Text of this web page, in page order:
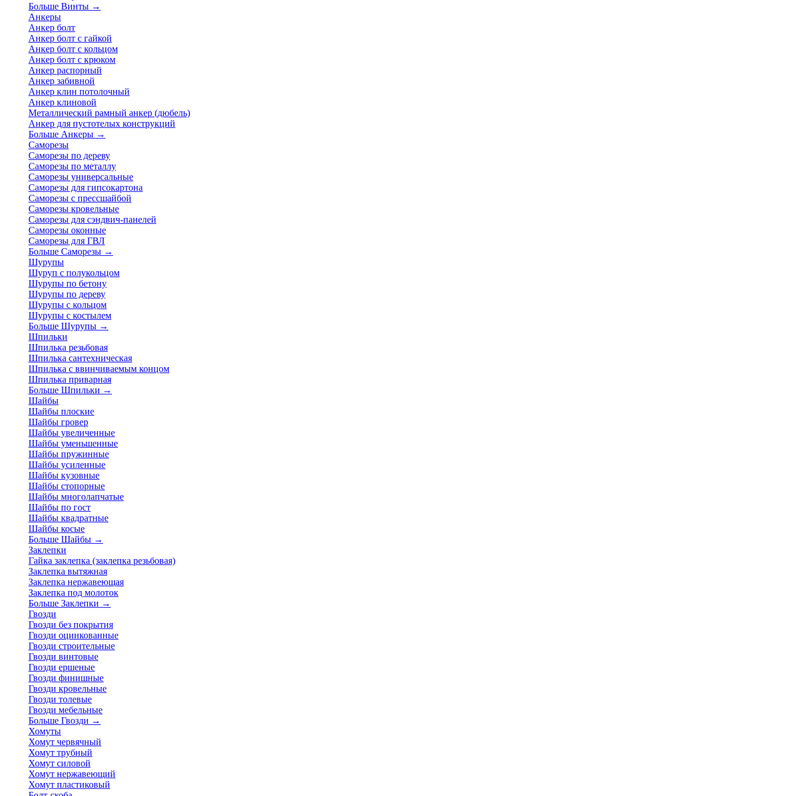
Больше Винты →
Анкеры
Анкер болт
Анкер болт с гайкой
Анкер болт с кольцом
Анкер болт с крюком
Анкер распорный
Анкер забивной
Анкер клин потолочный
Анкер клиновой
Металлический рамный анкер (дюбель)
Анкер для пустотелых конструкций
Больше Анкеры →
Саморезы
Саморезы по дереву
Саморезы по металлу
Саморезы универсальные
Саморезы для гипсокартона
Саморезы с прессшайбой
Саморезы кровельные
Саморезы для сэндвич-панелей
Саморезы оконные
Саморезы для ГВЛ
Больше Саморезы →
Шурупы
Шуруп с полукольцом
Шурупы по бетону
Шурупы по дереву
Шурупы с кольцом
Шурупы с костылем
Больше Шурупы →
Шпильки
Шпилька резьбовая
Шпилька сантехническая
Шпилька с ввинчиваемым концом
Шпилька приварная
Больше Шпильки →
Шайбы
Шайбы плоские
Шайбы гровер
Шайбы увеличенные
Шайбы уменьшенные
Шайбы пружинные
Шайбы усиленные
Шайбы кузовные
Шайбы стопорные
Шайбы многолапчатые
Шайбы по гост
Шайбы квадратные
Шайбы косые
Больше Шайбы →
Заклепки
Гайка заклепка (заклепка резьбовая)
Заклепка вытяжная
Заклепка нержавеющая
Заклепка под молоток
Больше Заклепки →
Гвозди
Гвозди без покрытия
Гвозди оцинкованные
Гвозди строительные
Гвозди винтовые
Гвозди ершеные
Гвозди финишные
Гвозди кровельные
Гвозди толевые
Гвозди мебельные
Больше Гвозди →
Хомуты
Хомут червячный
Хомут трубный
Хомут силовой
Хомут нержавеющий
Хомут пластиковый